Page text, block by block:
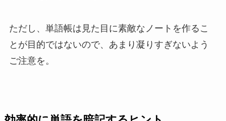
ただし、単語帳は見た目に素敵なノートを作るこ
とが目的ではないので、あまり凝りすぎないよう
ご注意を。